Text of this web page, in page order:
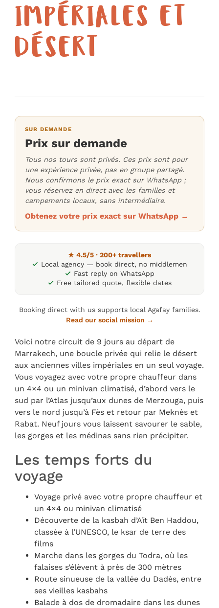
IMPÉRIALES ET
DÉSERT
SUR DEMANDE
Prix sur demande
Tous nos tours sont privés. Ces prix sont pour
une expérience privée, pas en groupe partagé.
Nous confirmons le prix exact sur WhatsApp ;
vous réservez en direct avec les familles et
campements locaux, sans intermédiaire.
Obtenez votre prix exact sur WhatsApp →
★ 4.5/5 · 200+ travellers
Local agency — book direct, no middlemen
Fast reply on WhatsApp
Free tailored quote, flexible dates
Booking direct with us supports local Agafay families.
Read our social mission →
Voici notre circuit de 9 jours au départ de
Marrakech, une boucle privée qui relie le désert
aux anciennes villes impériales en un seul voyage.
Vous voyagez avec votre propre chauffeur dans
un 4×4 ou un minivan climatisé, d’abord vers le
sud par l’Atlas jusqu’aux dunes de Merzouga, puis
vers le nord jusqu’à Fès et retour par Meknès et
Rabat. Neuf jours vous laissent savourer le sable,
les gorges et les médinas sans rien précipiter.
Les temps forts du
voyage
Voyage privé avec votre propre chauffeur et
un 4×4 ou minivan climatisé
Découverte de la kasbah d’Aït Ben Haddou,
classée à l’UNESCO, le ksar de terre des
films
Marche dans les gorges du Todra, où les
falaises s’élèvent à près de 300 mètres
Route sinueuse de la vallée du Dadès, entre
ses vieilles kasbahs
Balade à dos de dromadaire dans les dunes